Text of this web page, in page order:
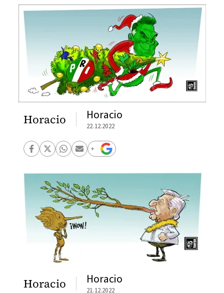
Horacio Horacio
22.12.2022
Horacio Horacio
21.12.2022